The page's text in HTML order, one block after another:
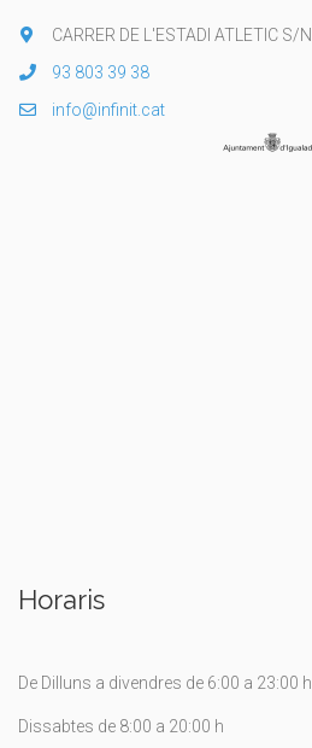
CARRER DE L'ESTADI ATLETIC S/N
93 803 39 38
info@infinit.cat
Horaris
De Dilluns a divendres de 6:00 a 23:00 h
Dissabtes de 8:00 a 20:00 h